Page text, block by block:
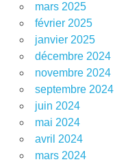
mars 2025
février 2025
janvier 2025
décembre 2024
novembre 2024
septembre 2024
juin 2024
mai 2024
avril 2024
mars 2024